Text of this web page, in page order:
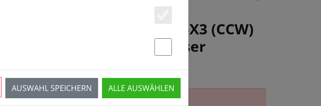
HQProp MacroQuad 9X4.5X3 (CCW)
Propeller Schwarz-Glasfaser
Essenziell
AUSWAHL SPEICHERN ALLE AUSWÄHLEN